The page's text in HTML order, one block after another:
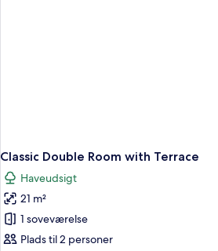
Classic Double Room with Terrace
Haveudsigt
21 m²
1 soveværelse
Plads til 2 personer